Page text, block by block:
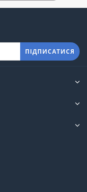
ПІДПИСАТИСЯ